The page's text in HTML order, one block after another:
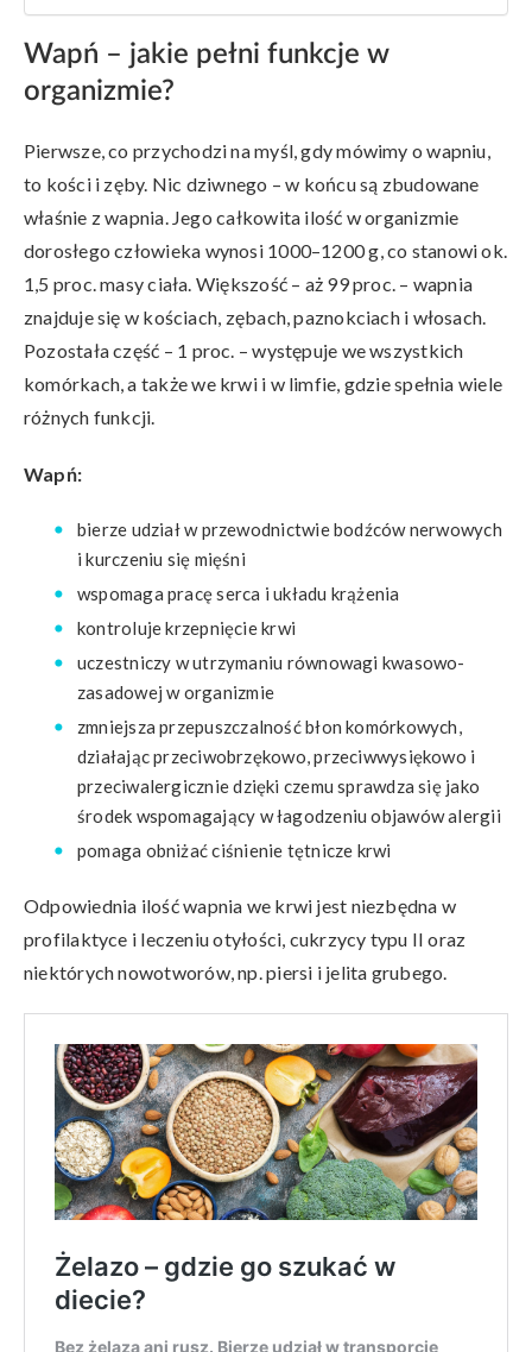
Wapń – jakie pełni funkcje w
organizmie?
Pierwsze, co przychodzi na myśl, gdy mówimy o wapniu,
to kości i zęby. Nic dziwnego – w końcu są zbudowane
właśnie z wapnia. Jego całkowita ilość w organizmie
dorosłego człowieka wynosi 1000–1200 g, co stanowi ok.
1,5 proc. masy ciała. Większość – aż 99 proc. – wapnia
znajduje się w kościach, zębach, paznokciach i włosach.
Pozostała część – 1 proc. – występuje we wszystkich
komórkach, a także we krwi i w limfie, gdzie spełnia wiele
różnych funkcji.
Wapń:
bierze udział w przewodnictwie bodźców nerwowych
i kurczeniu się mięśni
wspomaga pracę serca i układu krążenia
kontroluje krzepnięcie krwi
uczestniczy w utrzymaniu równowagi kwasowo-
zasadowej w organizmie
zmniejsza przepuszczalność błon komórkowych,
działając przeciwobrzękowo, przeciwwysiękowo i
przeciwalergicznie dzięki czemu sprawdza się jako
środek wspomagający w łagodzeniu objawów alergii
pomaga obniżać ciśnienie tętnicze krwi
Odpowiednia ilość wapnia we krwi jest niezbędna w
profilaktyce i leczeniu otyłości, cukrzycy typu II oraz
niektórych nowotworów, np. piersi i jelita grubego.